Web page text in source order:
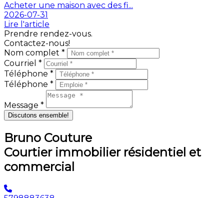
Acheter une maison avec des fi...
2026-07-31
Lire l'article
Prendre rendez-vous.
Contactez-nous!
Nom complet *
Courriel *
Téléphone *
Téléphone *
Message *
Discutons ensemble!
Bruno Couture
Courtier immobilier résidentiel et
commercial